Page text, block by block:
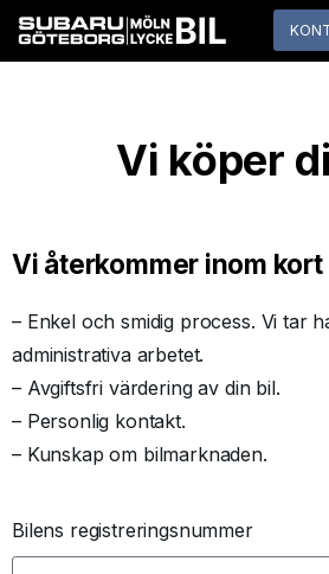
Vi köper
Vi återkommer inom
– Enkel och smidig process. Vi tar
administrativa arbetet.
– Avgiftsfri värdering av din bil.
– Personlig kontakt.
– Kunskap om bilmarknaden.
Bilens registreringsnummer